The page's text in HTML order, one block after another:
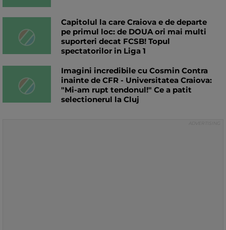
Capitolul la care Craiova e de departe
pe primul loc: de DOUA ori mai multi
suporteri decat FCSB! Topul
spectatorilor in Liga 1
Imagini incredibile cu Cosmin Contra
inainte de CFR - Universitatea Craiova:
"Mi-am rupt tendonul!" Ce a patit
selectionerul la Cluj